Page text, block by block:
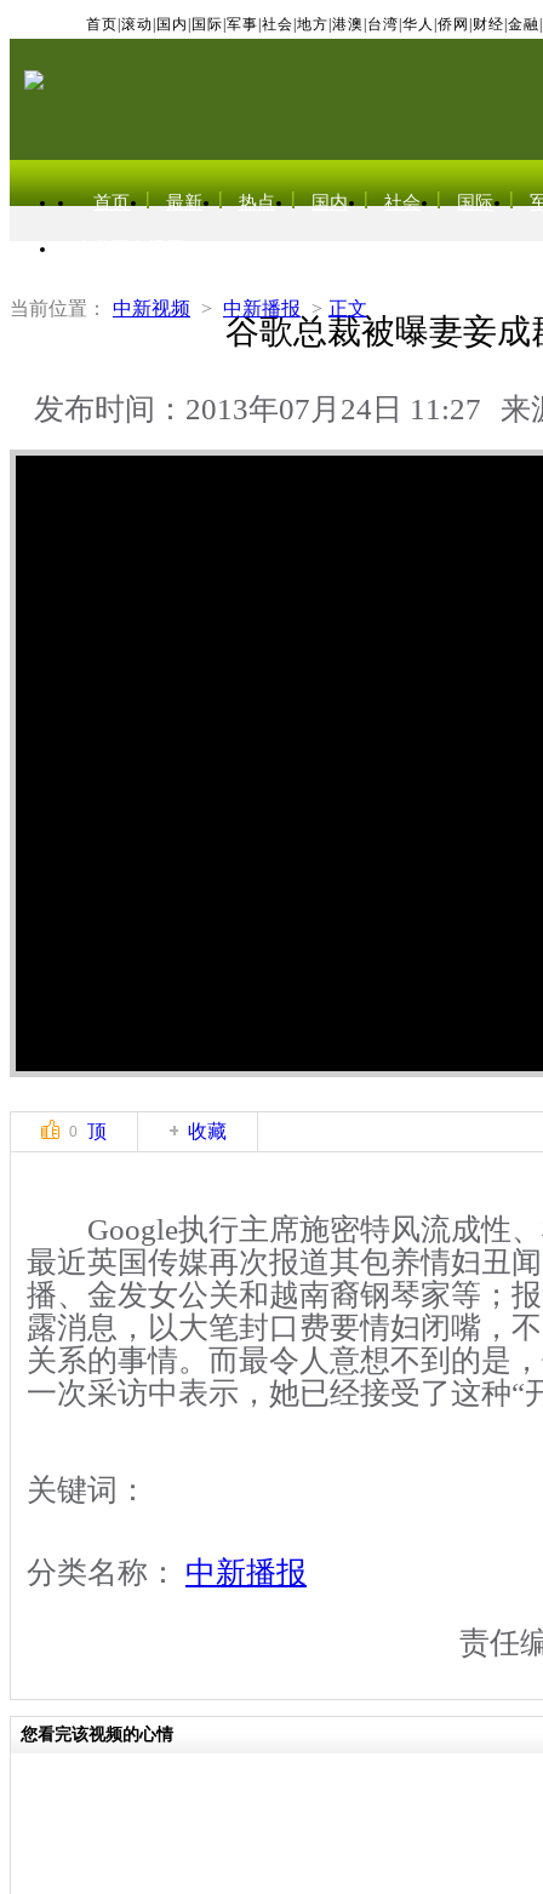
首页 滚动 国内 国际 军事 社会 地方 港澳 台湾 华人 侨网 财经 金融
首页 最新 热点 国内 社会 国际
当前位置： 中新视频 > 中新播报 > 正文
谷歌总裁被曝妻妾成
发布时间：2013年07月24日 11:27 来
0 顶 收藏
Google执行主席施密特风流成性、
最近英国传媒再次报道其包养情妇丑
播、金发女公关和越南裔钢琴家等；
露消息，以大笔封口费要情妇闭嘴，
关系的事情。而最令人意想不到的是
一次采访中表示，她已经接受了这种“
关键词：
分类名称： 中新播报
责任
您看完该视频的心情